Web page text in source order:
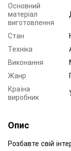
Основний
матеріал
виготовлення
Стан
Техніка
Виконання
Жанр
Країна
виробник
Опис
Розбавте свій